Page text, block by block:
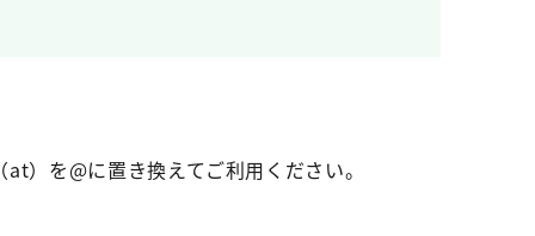
）を@に置き換えてご利用ください。